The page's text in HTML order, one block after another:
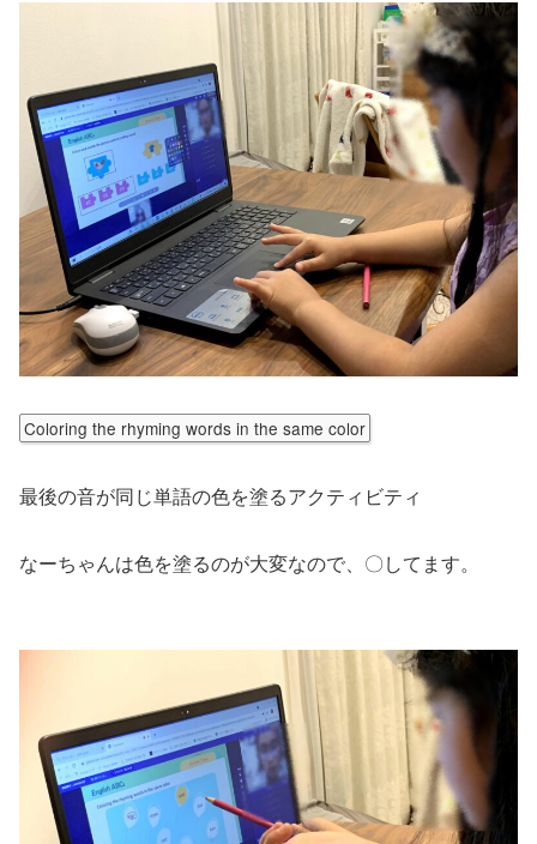
Coloring the rhyming words in the same color
最後の音が同じ単語の色を塗るアクティビティ
なーちゃんは色を塗るのが大変なので、〇してます。